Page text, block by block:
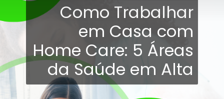
Como Trabalhar
em Casa com
Home Care: 5 Áreas
da Saúde em Alta